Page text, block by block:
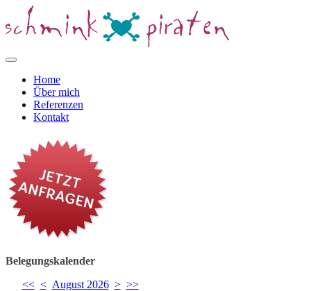
Home
Über mich
Referenzen
Kontakt
Belegungskalender
<< < August 2026 > >>